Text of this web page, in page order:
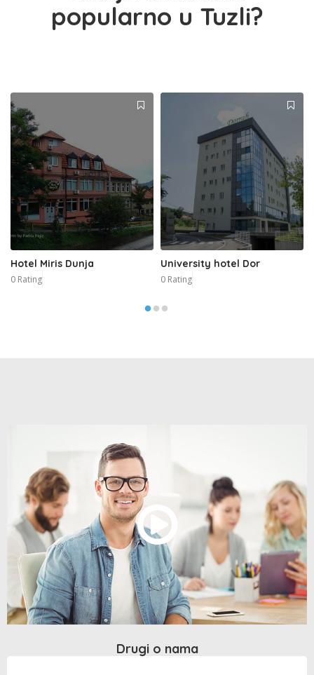
popularno u Tuzli?
Hotel Miris Dunja
0 Rating
University hotel Dor
0 Rating
Drugi o nama